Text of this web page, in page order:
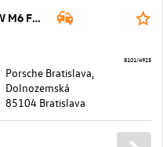
VW T7 Caravelle Style 20TDI 110kW M6 FWD LR
Porsche Bratislava,
Dolnozemská
85104 Bratislava
8101/4925